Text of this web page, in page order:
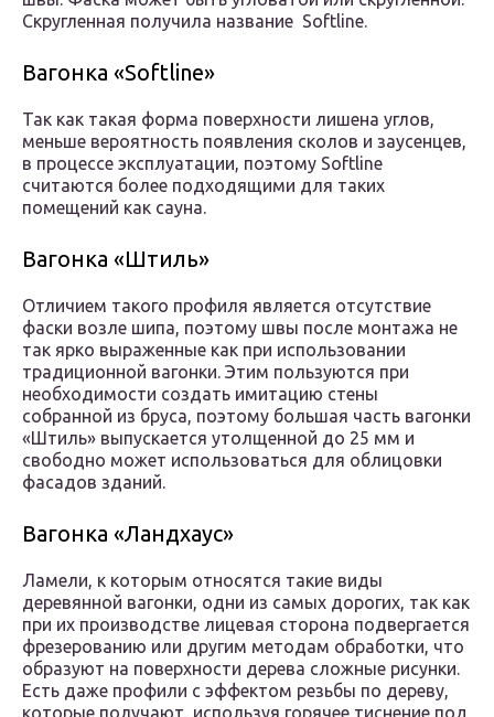
Скругленная получила название Softline.
Вагонка «Softline»
Так как такая форма поверхности лишена углов,
меньше вероятность появления сколов и заусенцев,
в процессе эксплуатации, поэтому Softline
считаются более подходящими для таких
помещений как сауна.
Вагонка «Штиль»
Отличием такого профиля является отсутствие
фаски возле шипа, поэтому швы после монтажа не
так ярко выраженные как при использовании
традиционной вагонки. Этим пользуются при
необходимости создать имитацию стены
собранной из бруса, поэтому большая часть вагонки
«Штиль» выпускается утолщенной до 25 мм и
свободно может использоваться для облицовки
фасадов зданий.
Вагонка «Ландхаус»
Ламели, к которым относятся такие виды
деревянной вагонки, одни из самых дорогих, так как
при их производстве лицевая сторона подвергается
фрезерованию или другим методам обработки, что
образуют на поверхности дерева сложные рисунки.
Есть даже профили с эффектом резьбы по дереву,
которые получают, используя горячее тиснение под